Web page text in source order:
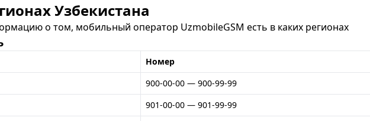
Узбекистана
о том, мобильный оператор UzmobileGSM есть в каких регионах
Номер
900-00-00 — 900-99-99
901-00-00 — 901-99-99